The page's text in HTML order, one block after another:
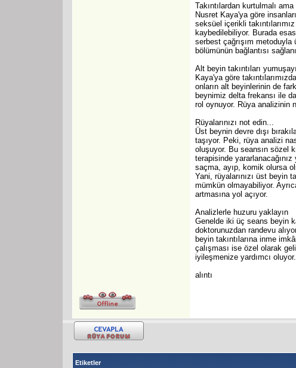
Takıntılardan kurtulmalı ama
Nusret Kaya'ya göre
seksüel içerikli
kaybedilebiliyor. Burada
serbest çağrışım metoduyla
bölümünün bağlantısı
Alt beyin takıntıları
Kaya'ya göre
onların alt beyinlerinin de
beynimiz delta frekansı ile
rol oynuyor. Rüya analizinin
Rüyalarınızı not edin...
Üst beynin devre dışı
taşıyor. Peki, rüya analizi
oluşuyor. Bu seansın sözel
terapisinde
saçma, ayıp, komik olursa
Yani, rüyalarınızı üst beyin
mümkün olmayabiliyor.
artmasına yol açıyor.
Analizlerle huzuru yaklayın
Genelde iki üç seans beyin
doktorunuzdan randevu
beyin takıntılarına inme
çalışması ise özel olarak
iyileşmenize yardımcı oluyor.
alıntı
Etiketler